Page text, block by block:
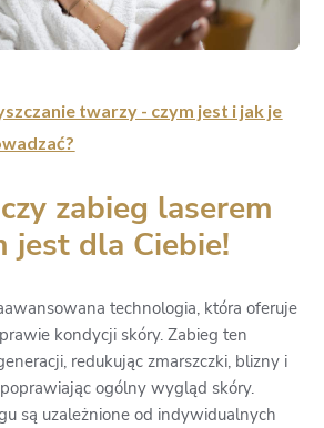
twarzy - czym jest i jak je
zabieg laserem
jest dla Ciebie!
technologia, która oferuje
kondycji skóry. Zabieg ten
redukując zmarszczki, blizny i
ogólny wygląd skóry.
są uzależnione od indywidualnych